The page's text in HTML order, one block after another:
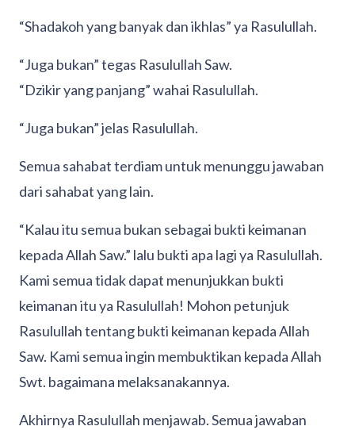
“Shadakoh yang banyak dan ikhlas” ya Rasulullah.
“Juga bukan” tegas Rasulullah Saw.
“Dzikir yang panjang” wahai Rasulullah.
“Juga bukan” jelas Rasulullah.
Semua sahabat terdiam untuk menunggu jawaban
dari sahabat yang lain.
“Kalau itu semua bukan sebagai bukti keimanan
kepada Allah Saw.” lalu bukti apa lagi ya Rasulullah.
Kami semua tidak dapat menunjukkan bukti
keimanan itu ya Rasulullah! Mohon petunjuk
Rasulullah tentang bukti keimanan kepada Allah
Saw. Kami semua ingin membuktikan kepada Allah
Swt. bagaimana melaksanakannya.
Akhirnya Rasulullah menjawab. Semua jawaban